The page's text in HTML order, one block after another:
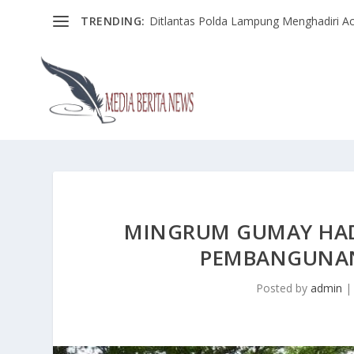
TRENDING: Ditlantas Polda Lampung Menghadiri
MINGRUM GUMAY
Posted by admin |